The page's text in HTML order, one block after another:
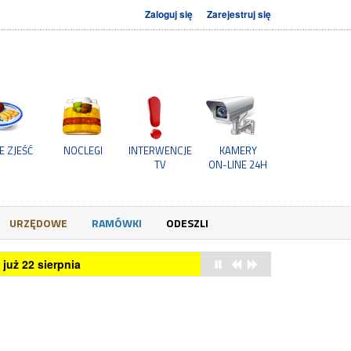
Zaloguj się Zarejestruj się
ZJEŚĆ NOCLEGI
INTERWENCJE
TV
KAMERY
ON-LINE 24H
URZĘDOWE RAMÓWKI ODESZLI
rdr.